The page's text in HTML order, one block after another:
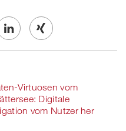
Share
Xing
Virtuosen vom
Digitale
vom Nutzer her